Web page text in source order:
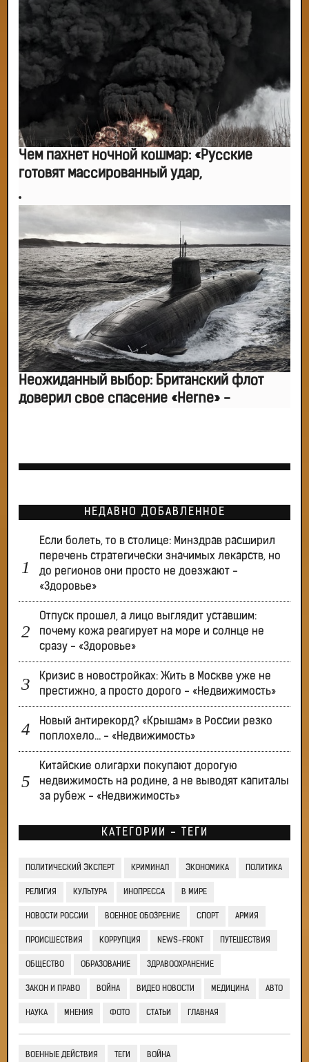
Чем пахнет ночной кошмар: «Русские
готовят массированный удар,
Неожиданный выбор: Британский флот
доверил свое спасение «Herne» -
НЕДАВНО ДОБАВЛЕННОЕ
Если болеть, то в столице: Минздрав расширил
перечень стратегически значимых лекарств, но
до регионов они просто не доезжают -
«Здоровье»
Отпуск прошел, а лицо выглядит уставшим:
почему кожа реагирует на море и солнце не
сразу - «Здоровье»
Кризис в новостройках: Жить в Москве уже не
престижно, а просто дорого - «Недвижимость»
Новый антирекорд? «Крышам» в России резко
поплохело… - «Недвижимость»
Китайские олигархи покупают дорогую
недвижимость на родине, а не выводят капиталы
за рубеж - «Недвижимость»
КАТЕГОРИИ - ТЕГИ
ПОЛИТИЧЕСКИЙ ЭКСПЕРТ КРИМИНАЛ ЭКОНОМИКА ПОЛИТИКА
РЕЛИГИЯ КУЛЬТУРА ИНОПРЕССА В МИРЕ
НОВОСТИ РОССИИ ВОЕННОЕ ОБОЗРЕНИЕ СПОРТ АРМИЯ
ПРОИСШЕСТВИЯ КОРРУПЦИЯ NEWS-FRONT ПУТЕШЕСТВИЯ
ОБЩЕСТВО ОБРАЗОВАНИЕ ЗДРАВООХРАНЕНИЕ
ЗАКОН И ПРАВО ВОЙНА ВИДЕО НОВОСТИ МЕДИЦИНА АВТО
НАУКА МНЕНИЯ ФОТО СТАТЬИ ГЛАВНАЯ
ВОЕННЫЕ ДЕЙСТВИЯ ТЕГИ ВОЙНА